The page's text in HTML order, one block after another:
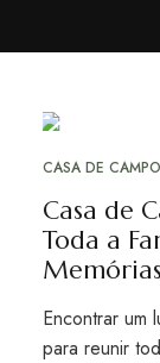
28
CASA DE CAMPO
Casa de
Toda a
Encontrar um
para reunir